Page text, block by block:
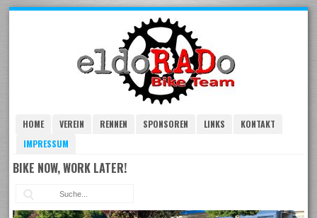
HOME VEREIN RENNEN SPONSOREN LINKS
KONTAKT
IMPRESSUM
BIKE NOW, WORK LATER!